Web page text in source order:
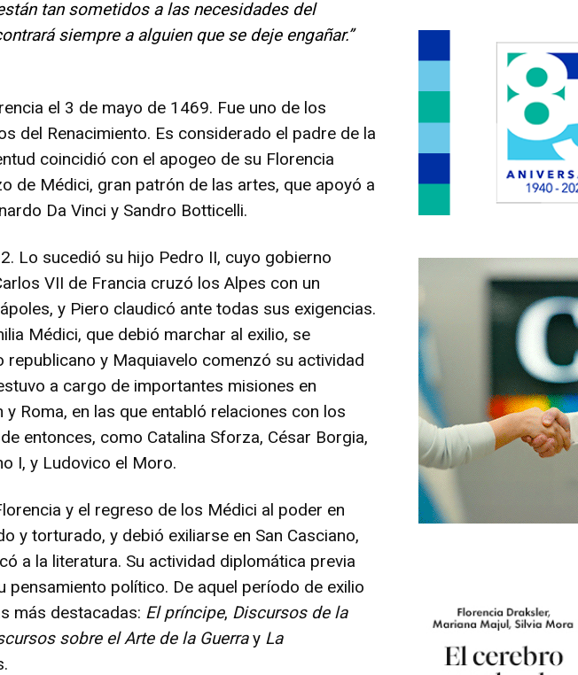
tan sometidos a las necesidades del
siempre a alguien que se deje engañar.”
el 3 de mayo de 1469. Fue uno de los
del Renacimiento. Es considerado el padre de la
coincidió con el apogeo de su Florencia
de Médici, gran patrón de las artes, que apoyó a
Da Vinci y Sandro Botticelli.
Lo sucedió su hijo Pedro II, cuyo gobierno
VII de Francia cruzó los Alpes con un
y Piero claudicó ante todas sus exigencias.
Médici, que debió marchar al exilio, se
y Maquiavelo comenzó su actividad
a cargo de importantes misiones en
y Roma, en las que entabló relaciones con los
entonces, como Catalina Sforza, César Borgia,
I, y Ludovico el Moro.
y el regreso de los Médici al poder en
y torturado, y debió exiliarse en San Casciano,
a la literatura. Su actividad diplomática previa
político. De aquel período de exilio
más destacadas: El príncipe, Discursos de la
sobre el Arte de la Guerray La